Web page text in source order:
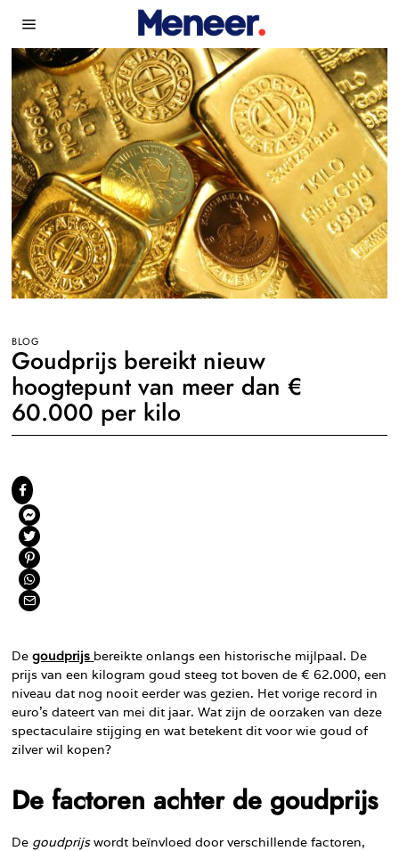
BLOG
Goudprijs bereikt nieuw
hoogtepunt van meer dan €
60.000 per kilo
Degoudprijs bereikte onlangs een historische mijlpaal. De
prijs van een kilogram goud steeg tot boven de € 62.000, een
niveau dat nog nooit eerder was gezien. Het vorige record in
euro’s dateert van mei dit jaar. Wat zijn de oorzaken van deze
spectaculaire stijging en wat betekent dit voor wie goud of
zilver wil kopen?
De factoren achter de goudprijs
De goudprijswordt beïnvloed door verschillende factoren,